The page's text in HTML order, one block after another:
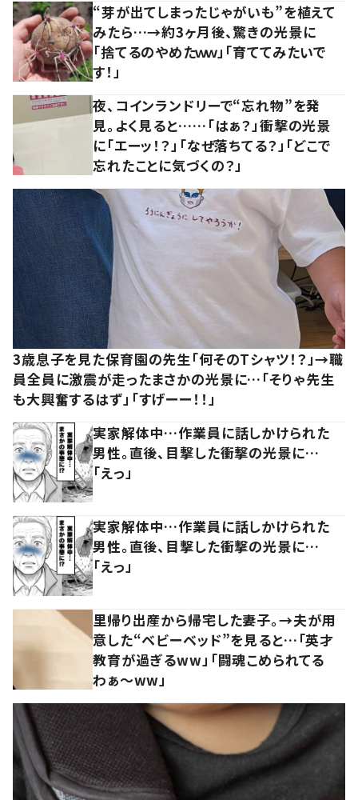
“芽が出てしまったじゃがいも”を植えて
みたら…→約3ヶ月後、驚きの光景に
「捨てるのやめたｗｗ」「育ててみたいで
す！」
夜、コインランドリーで“忘れ物”を発
見。よく見ると……「はぁ？」衝撃の光景
に「エーッ！？」「なぜ落ちてる？」「どこで
忘れたことに気づくの？」
3歳息子を見た保育園の先生「何そのTシャツ！？」→職
員全員に激震が走ったまさかの光景に…「そりゃ先生
も大興奮するはず」「すげーー！！」
実家解体中…作業員に話しかけられた
男性。直後、目撃した衝撃の光景に…
「えっ」
実家解体中…作業員に話しかけられた
男性。直後、目撃した衝撃の光景に…
「えっ」
里帰り出産から帰宅した妻子。→夫が用
意した“ベビーベッド”を見ると…「英才
教育が過ぎるww」「闘魂こめられてる
わぁ～ww」